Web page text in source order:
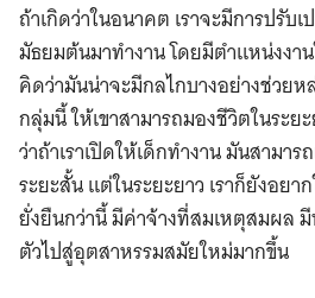
ถ้าเกิดว่าในอนาคต เราจะมีการปรับ
มัธยมต้นมาทำงาน โดยมีตำแหน่งงา
คิดว่ามันน่าจะมีกลไกบางอย่างช่วย
กลุ่มนี้ ให้เขาสามารถมองชีวิตในระย
ว่าถ้าเราเปิดให้เด็กทำงาน มันสาม
ระยะสั้น แต่ในระยะยาว เราก็ยังอยา
ยั่งยืนกว่านี้ มีค่าจ้างที่สมเหตุสมผล
ตัวไปสู่อุตสาหรรมสมัยใหม่มากขึ้น